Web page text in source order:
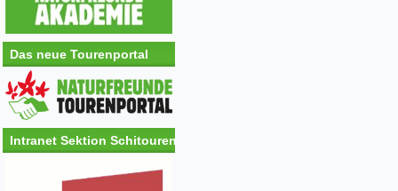
Das neue Tourenportal
Intranet Sektion Schitouren